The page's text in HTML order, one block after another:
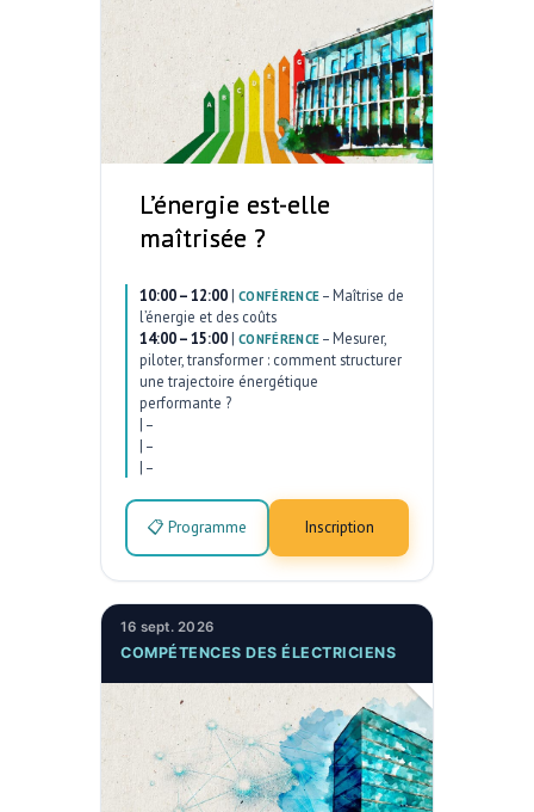
L’énergie est-elle
maîtrisée ?
10:00 – 12:00 | CONFÉRENCE – Maîtrise de
l’énergie et des coûts
14:00 – 15:00 | CONFÉRENCE – Mesurer,
piloter, transformer : comment structurer
une trajectoire énergétique
performante ?
| –
| –
| –
📋 Programme Inscription
16 sept. 2026
COMPÉTENCES DES ÉLECTRICIENS